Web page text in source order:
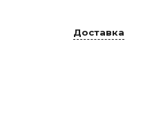
Доставка